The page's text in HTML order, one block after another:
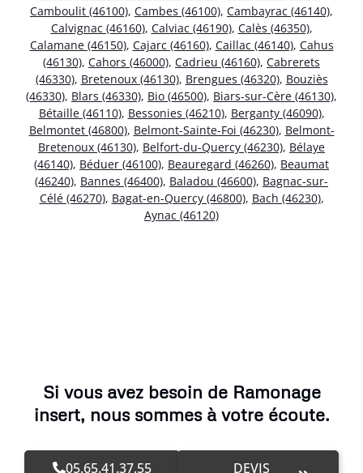
Camboulit (46100), Cambes (46100), Cambayrac (46140),
Calvignac (46160), Calviac (46190), Calès (46350),
Calamane (46150), Cajarc (46160), Caillac (46140), Cahus
(46130), Cahors (46000), Cadrieu (46160), Cabrerets
(46330), Bretenoux (46130), Brengues (46320), Bouziès
(46330), Blars (46330), Bio (46500), Biars-sur-Cère (46130),
Bétaille (46110), Bessonies (46210), Berganty (46090),
Belmontet (46800), Belmont-Sainte-Foi (46230), Belmont-
Bretenoux (46130), Belfort-du-Quercy (46230), Bélaye
(46140), Béduer (46100), Beauregard (46260), Beaumat
(46240), Bannes (46400), Baladou (46600), Bagnac-sur-
Célé (46270), Bagat-en-Quercy (46800), Bach (46230),
Aynac (46120)
Si vous avez besoin de Ramonage
insert, nous sommes à votre écoute.
05.65.41.37.55 DEVIS